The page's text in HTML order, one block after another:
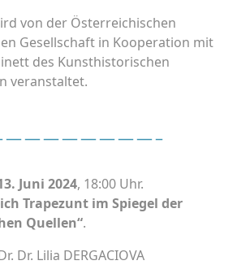
von der Österreichischen
Gesellschaft in Kooperation mit
des Kunsthistorischen
veranstaltet.
Juni 2024, 18:00 Uhr.
Trapezunt im Spiegel der
Quellen“.
Dr. Lilia DERGACIOVA